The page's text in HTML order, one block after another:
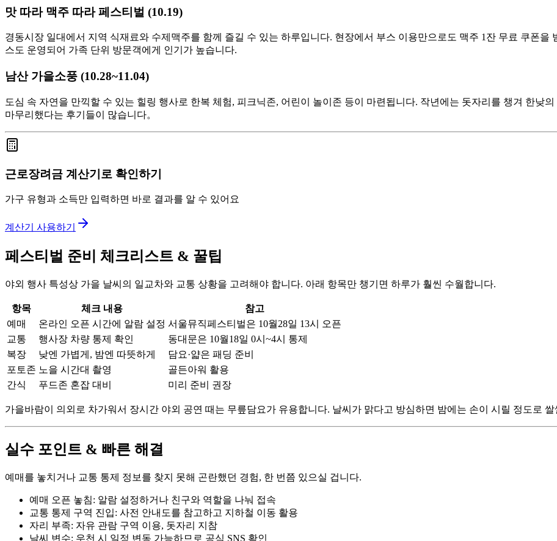
맛 따라 맥주 따라 페스티벌 (10.19)
경동시장 일대에서 지역 식재료와 수제맥주를 함께 즐길 수 있는 하루입니다. 현장에서 부스 이용만으로도 맥주 1잔 무료 쿠폰
스도 운영되어 가족 단위 방문객에게 인기가 높습니다.
남산 가을소풍 (10.28~11.04)
도심 속 자연을 만끽할 수 있는 힐링 행사로 한복 체험, 피크닉존, 어린이 놀이존 등이 마련됩니다. 작년에는 돗자리를 챙겨 한낮
마무리했다는 후기들이 많습니다。
근로장려금 계산기로 확인하기
가구 유형과 소득만 입력하면 바로 결과를 알 수 있어요
계산기 사용하기
페스티벌 준비 체크리스트 & 꿀팁
야외 행사 특성상 가을 날씨의 일교차와 교통 상황을 고려해야 합니다. 아래 항목만 챙기면 하루가 훨씬 수월합니다.
항목 체크 내용
참고
예매
온라인 오픈 시간에 알람 설정 서울뮤직페스티벌은 10월28일 13시 오픈
교통
행사장 차량 통제 확인
동대문은 10월18일 0시~4시 통제
복장
낮엔 가볍게, 밤엔 따뜻하게
담요·얇은 패딩 준비
포토존 노을 시간대 촬영
골든아워 활용
간식
푸드존 혼잡 대비 미리 준비 권장
가을바람이 의외로 차가워서 장시간 야외 공연 때는 무릎담요가 유용합니다. 날씨가 맑다고 방심하면 밤에는 손이 시릴 정도로
실수 포인트 & 빠른 해결
예매를 놓치거나 교통 통제 정보를 찾지 못해 곤란했던 경험, 한 번쯤 있으실 겁니다.
예매 오픈 놓침: 알람 설정하거나 친구와 역할을 나눠 접속
교통 통제 구역 진입: 사전 안내도를 참고하고 지하철 이동 활용
자리 부족: 자유 관람 구역 이용, 돗자리 지참
날씨 변수: 우천 시 일정 변동 가능하므로 공식 SNS 확인